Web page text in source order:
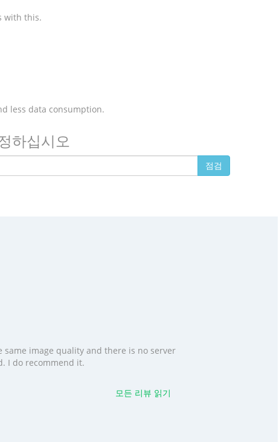
with this.
less data consumption.
하십시오
점검
image quality and there is no server
I do recommend it.
모든 리뷰 읽기